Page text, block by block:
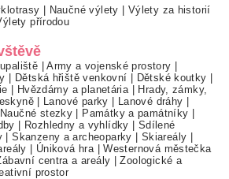
Naučné výlety
Výlety za historií
přírodou
|Army a vojenské prostory
Dětská hřiště venkovní Dětské koutky
Hvězdárny a planetária
Hrady, zámky,
| Lanové parky Lanové dráhy
Naučné stezky Památky a památníky
Rozhledny a vyhlídky
Sdílené
|Skanzeny a archeoparky Skiareály
Úniková hra |Westernová městečka
centra a areály |Zoologické a
prostor